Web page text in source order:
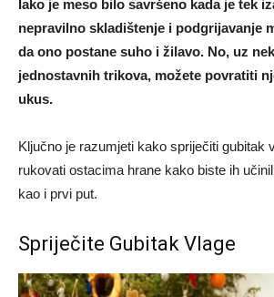
Iako je meso bilo savršeno kada je tek
nepravilno skladištenje i podgrijavanje
da ono postane suho i žilavo. No, uz
jednostavnih trikova, možete povratiti
ukus.
Ključno je razumjeti kako spriječiti gubitak
rukovati ostacima hrane kako biste ih
kao i prvi put.
Spriječite Gubitak Vlage